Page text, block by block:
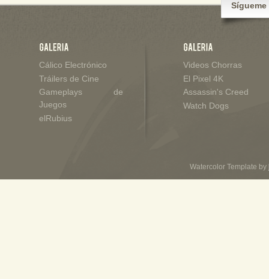
Sígueme
Cálico Electrónico
Tráilers de Cine
Gameplays de
Juegos
elRubius
Videos Chorras
El Pixel 4K
Assassin's Creed
Watch Dogs
Watercolor Template by